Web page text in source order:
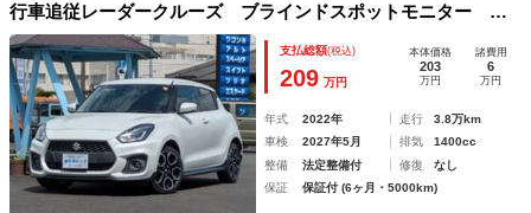
行車追従レーダークルーズ ブラインドスポットモニター Ｌ
ＥＤライト メモリーナビ フルセグＴＶ ＤＶＤ＆ブルート
ゥース
支払総額(税込)
209 万円
本体価格
203
万円
諸費用
6
万円
年式 2022年 走行
3.8万km
車検
2027年5月 排気
1400cc
整備
法定整備付 修復
なし
保証
保証付 (6ヶ月・5000km)